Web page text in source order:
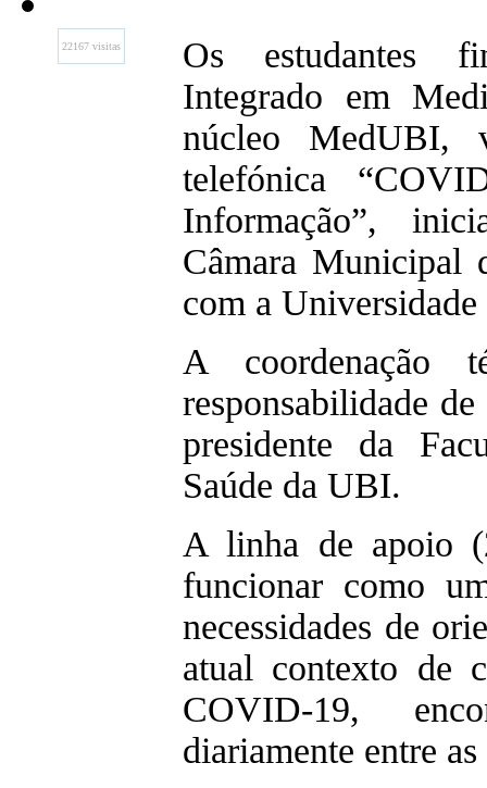
22167 visitas
Os estudantes
Integrado em
núcleo MedUBI,
telefónica
Informação”,
Câmara Municipal
com a
A coordenação
responsabilidade
presidente da
Saúde da UBI.
A linha de apoio
funcionar como
necessidades de
atual contexto de
COVID-19,
diariamente entre